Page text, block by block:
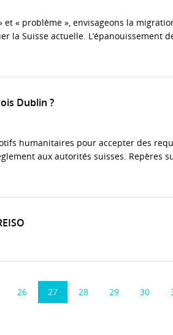
et « problème », envisageons la
la Suisse actuelle. L’épanouissement
Dublin ?
humanitaires pour accepter des
aux autorités suisses. Repères
26 27 28 29 30